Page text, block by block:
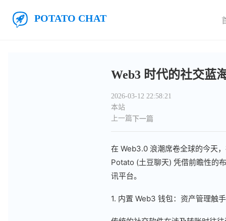
Potato 土豆聊天
Web3 时代的社交蓝
2026-03-12 22:58:21
本站
上一篇下一篇
在 Web3.0 浪潮席卷全球的今天
Potato (土豆聊天) 凭借前瞻性的
讯平台。
1. 内置 Web3 钱包：资产管理触